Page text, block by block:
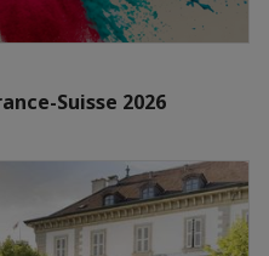
Suisse 2026